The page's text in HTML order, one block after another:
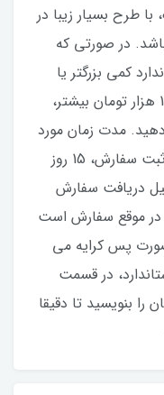
با طرح بسیار زیبا در
12 متری می باشد. در صورتی که
کمی بزرگتر یا
کوچکتر باشند، می توانید در قبال 100 هزار تومان بیشتر،
مدت زمان مورد
نیاز برای تولید این کاور فرش از روز ثبت سفارش، 15 روز
دریافت سفارش
در موقع سفارش است
پس کرایه می
در قسمت
بنویسید تا دقیقا